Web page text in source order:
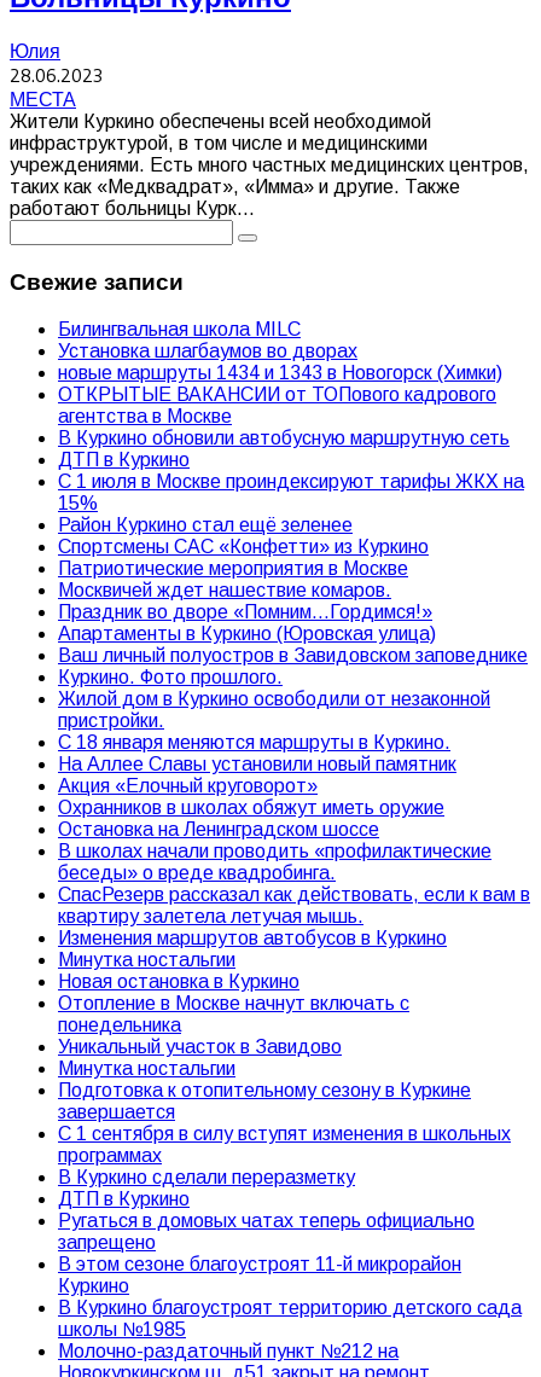
Юлия
28.06.2023
МЕСТА
Жители Куркино обеспечены всей необходимой
инфраструктурой, в том числе и медицинскими
учреждениями. Есть много частных медицинских центров,
таких как «Медквадрат», «Имма» и другие. Также
работают больницы Курк...
Свежие записи
Билингвальная школа MILC
Установка шлагбаумов во дворах
новые маршруты 1434 и 1343 в Новогорск (Химки)
ОТКРЫТЫЕ ВАКАНСИИ от ТОПового кадрового
агентства в Москве
В Куркино обновили автобусную маршрутную сеть
ДТП в Куркино
С 1 июля в Москве проиндексируют тарифы ЖКХ на
15%
Район Куркино стал ещё зеленее
Спортсмены САС «Конфетти» из Куркино
Патриотические мероприятия в Москве
Москвичей ждет нашествие комаров.
Праздник во дворе «Помним…Гордимся!»
Апартаменты в Куркино (Юровская улица)
Ваш личный полуостров в Завидовском заповеднике
Куркино. Фото прошлого.
Жилой дом в Куркино освободили от незаконной
пристройки.
С 18 января меняются маршруты в Куркино.
На Аллее Славы установили новый памятник
Акция «Елочный круговорот»
Охранников в школах обяжут иметь оружие
Остановка на Ленинградском шоссе
В школах начали проводить «профилактические
беседы» о вреде квадробинга.
СпасРезерв рассказал как действовать, если к вам в
квартиру залетела летучая мышь.
Изменения маршрутов автобусов в Куркино
Минутка ностальгии
Новая остановка в Куркино
Отопление в Москве начнут включать с
понедельника
Уникальный участок в Завидово
Минутка ностальгии
Подготовка к отопительному сезону в Куркине
завершается
С 1 сентября в силу вступят изменения в школьных
программах
В Куркино сделали переразметку
ДТП в Куркино
Ругаться в домовых чатах теперь официально
запрещено
В этом сезоне благоустроят 11-й микрорайон
Куркино
В Куркино благоустроят территорию детского сада
школы №1985
Молочно-раздаточный пункт №212 на
Новокуркинском ш. д51 закрыт на ремонт